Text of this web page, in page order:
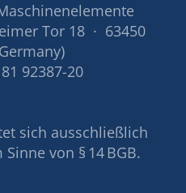
Tor 18 · 63450
92387-20
sich ausschließlich
von § 14 BGB.